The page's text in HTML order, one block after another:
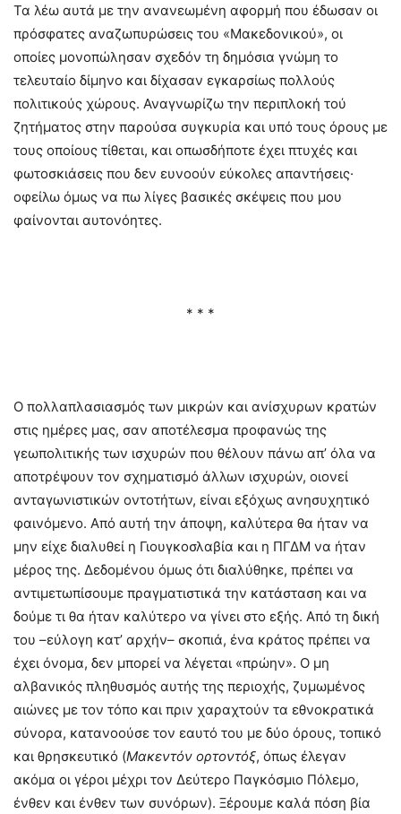
Τα λέω αυτά με την ανανεωμένη αφορμή που έδωσαν οι
πρόσφατες αναζωπυρώσεις του «Μακεδονικού», οι
οποίες μονοπώλησαν σχεδόν τη δημόσια γνώμη το
τελευταίο δίμηνο και δίχασαν εγκαρσίως πολλούς
πολιτικούς χώρους. Αναγνωρίζω την περιπλοκή τού
ζητήματος στην παρούσα συγκυρία και υπό τους όρους με
τους οποίους τίθεται, και οπωσδήποτε έχει πτυχές και
φωτοσκιάσεις που δεν ευνοούν εύκολες απαντήσεις·
οφείλω όμως να πω λίγες βασικές σκέψεις που μου
φαίνονται αυτονόητες.
* * *
Ο πολλαπλασιασμός των μικρών και ανίσχυρων κρατών
στις ημέρες μας, σαν αποτέλεσμα προφανώς της
γεωπολιτικής των ισχυρών που θέλουν πάνω απ’ όλα να
αποτρέψουν τον σχηματισμό άλλων ισχυρών, οιονεί
ανταγωνιστικών οντοτήτων, είναι εξόχως ανησυχητικό
φαινόμενο. Από αυτή την άποψη, καλύτερα θα ήταν να
μην είχε διαλυθεί η Γιουγκοσλαβία και η ΠΓΔΜ να ήταν
μέρος της. Δεδομένου όμως ότι διαλύθηκε, πρέπει να
αντιμετωπίσουμε πραγματιστικά την κατάσταση και να
δούμε τι θα ήταν καλύτερο να γίνει στο εξής. Από τη δική
του –εύλογη κατ’ αρχήν– σκοπιά, ένα κράτος πρέπει να
έχει όνομα, δεν μπορεί να λέγεται «πρώην». Ο μη
αλβανικός πληθυσμός αυτής της περιοχής, ζυμωμένος
αιώνες με τον τόπο και πριν χαραχτούν τα εθνοκρατικά
σύνορα, κατανοούσε τον εαυτό του με δύο όρους, τοπικό
και θρησκευτικό (Μακεντόν ορτοντόξ, όπως έλεγαν
ακόμα οι γέροι μέχρι τον Δεύτερο Παγκόσμιο Πόλεμο,
ένθεν και ένθεν των συνόρων). Ξέρουμε καλά πόση βία